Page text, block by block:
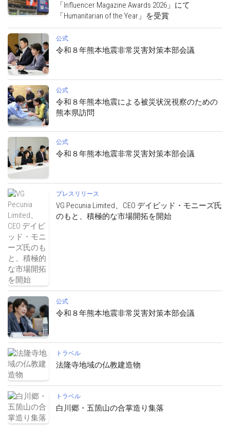
「Influencer Magazine Awards 2026」にて
「Humanitarian of the Year」を受賞
公式
令和８年熊本地震非常災害対策本部会議
公式
令和８年熊本地震による被災状況視察のための
熊本県訪問
公式
令和８年熊本地震非常災害対策本部会議
プレスリリース
VG Pecunia Limited、CEO デイビッド・モニーズ氏
のもと、積極的な市場開拓を開始
公式
令和８年熊本地震非常災害対策本部会議
トラベル
法隆寺地域の仏教建造物
トラベル
白川郷・五箇山の合掌造り集落